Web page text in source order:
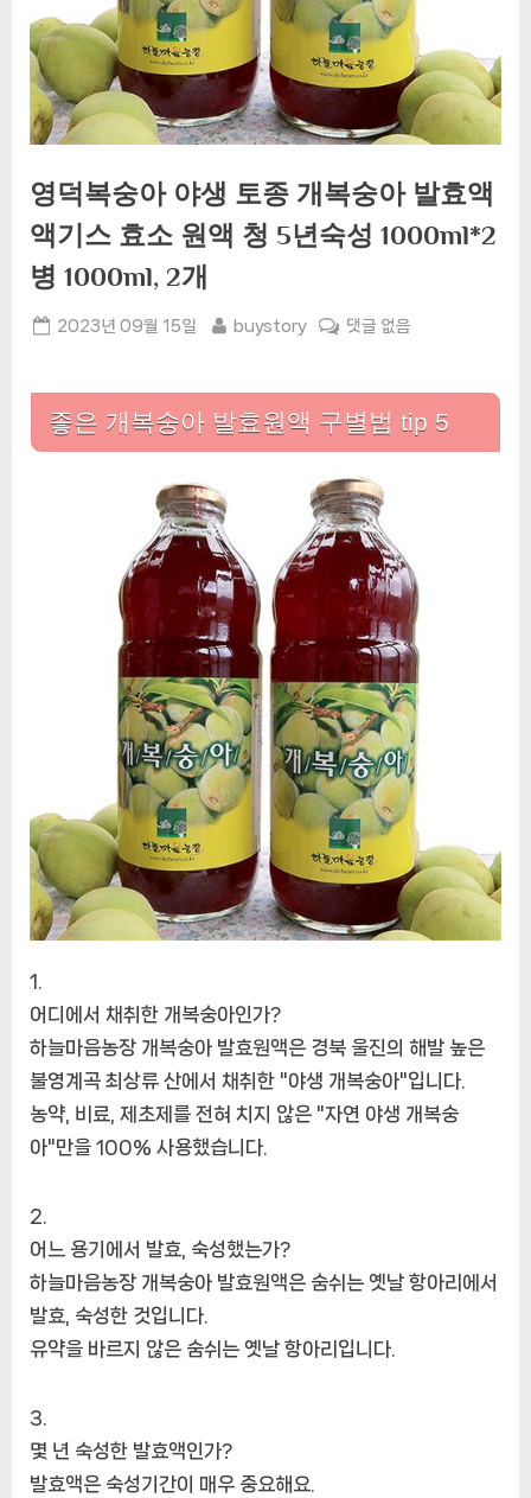
영덕복숭아 야생 토종 개복숭아 발효액
액기스 효소 원액 청 5년숙성 1000ml*2
병 1000ml, 2개
Posted
2023년 09월 15일 By
buystory
영
아
생
토
종
복
숭
아
발
효
액
액
기
스
효
소
액
성
1000ml*2
병
댓글 없음
좋은 개복숭아 발효원액 구별법 tip 5
어디에서 채취한 개복숭아인가?
하늘마음농장 개복숭아 발효원액은 경북 울진의 해발 높은
불영계곡 최상류 산에서 채취한 "야생 개복숭아"입니다.
농약, 비료, 제초제를 전혀 치지 않은 "자연 야생 개복숭
아"만을 100% 사용했습니다.
어느 용기에서 발효, 숙성했는가?
하늘마음농장 개복숭아 발효원액은 숨쉬는 옛날 항아리에서
발효, 숙성한 것입니다.
유약을 바르지 않은 숨쉬는 옛날 항아리입니다.
몇 년 숙성한 발효액인가?
발효액은 숙성기간이 매우 중요해요.